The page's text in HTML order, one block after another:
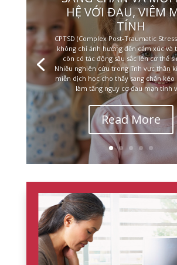
HỆ VỚI ĐAU, VIÊM
TÍNH
CPTSD (Complex Post-Traumatic
không chỉ ảnh hưởng đến cảm xúc và
còn có tác động sâu sắc lên cơ thể
Nhiều nghiên cứu trong lĩnh vực thần
miễn dịch học cho thấy sang chấn kéo
làm tăng nguy cơ đau mạn tính
Read More